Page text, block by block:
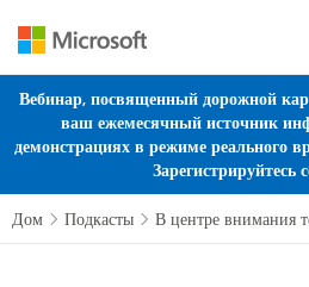
Перейти к основному
Вебинар, посвященный дорожной
ваш ежемесячный источник
демонстрациях в режиме реального
Зарегистрируйтесь
Дом  Подкасты  В центре внимания